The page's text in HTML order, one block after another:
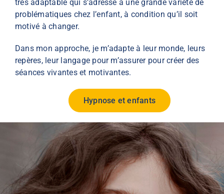
très adaptable qui s’adresse à une grande variété de
problématiques chez l’enfant, à condition qu’il soit
motivé à changer.
Dans mon approche, je m’adapte à leur monde, leurs
repères, leur langage pour m’assurer pour créer des
séances vivantes et motivantes.
Hypnose et enfants